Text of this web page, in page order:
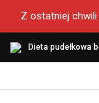
Z ostatniej chwili
Dieta pudełkowa